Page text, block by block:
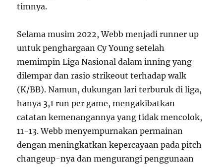
timnya.
Selama musim 2022, Webb menjadi runner up
untuk penghargaan Cy Young setelah
memimpin Liga Nasional dalam inning yang
dilempar dan rasio strikeout terhadap walk
(K/BB). Namun, dukungan lari terburuk di liga,
hanya 3,1 run per game, mengakibatkan
catatan kemenangannya yang tidak mencolok,
11-13. Webb menyempurnakan permainan
dengan meningkatkan kepercayaan pada pitch
changeup-nya dan mengurangi penggunaan